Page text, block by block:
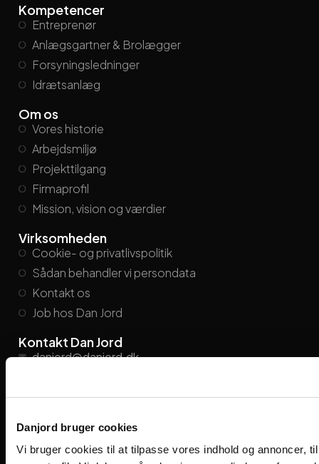
Danjord bruger cookies
Vi bruger cookies til at tilpasse vores indhold og annoncer,
Kompetencer
Entreprenør
Anlægsgartner & Brolægger
Forsyningsledninger
Idrætsanlæg
Om os
Vores historie
Arbejdsmiljø
Projekttilgang
Firmaprofil
Mission, vision og værdier
Virksomheden
Cookie- og privatlivspolitik
Sådan behandler vi persondata
Kontakt os
Job hos Dan Jord
Kontakt Dan Jord
danjord@danjord.dk
Find medarbejder
Følg os på de sociale medier